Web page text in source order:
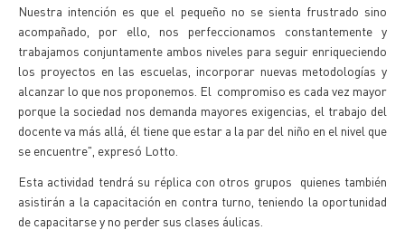
Nuestra intención es que el pequeño no se sienta frustrado sino
acompañado, por ello, nos perfeccionamos constantemente y
trabajamos conjuntamente ambos niveles para seguir enriqueciendo
los proyectos en las escuelas, incorporar nuevas metodologías y
alcanzar lo que nos proponemos. El compromiso es cada vez mayor
porque la sociedad nos demanda mayores exigencias, el trabajo del
docente va más allá, él tiene que estar a la par del niño en el nivel que
se encuentre", expresó Lotto.
Esta actividad tendrá su réplica con otros grupos quienes también
asistirán a la capacitación en contra turno, teniendo la oportunidad
de capacitarse y no perder sus clases áulicas.